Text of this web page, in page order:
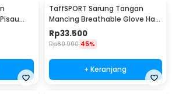
TaffSPORT Sarung Tangan
Mancing Breathable Glove Half
Finger 1 Pair - DW-GRTX
Rp33.500
Rp60.900 45%
+ Keranjang